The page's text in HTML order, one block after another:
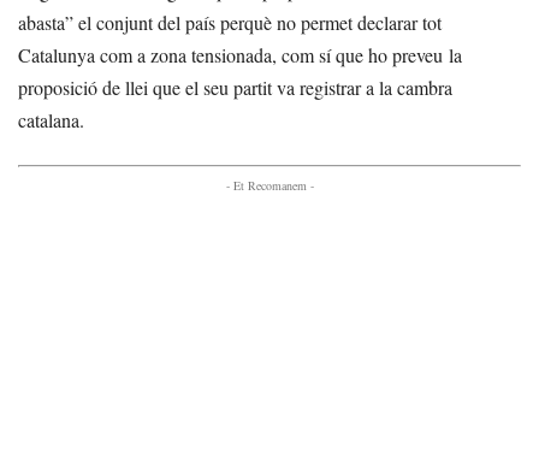
abasta” el conjunt del país perquè no permet declarar tot
Catalunya com a zona tensionada, com sí que ho preveu la
proposició de llei que el seu partit va registrar a la cambra
catalana.
- Et Recomanem -